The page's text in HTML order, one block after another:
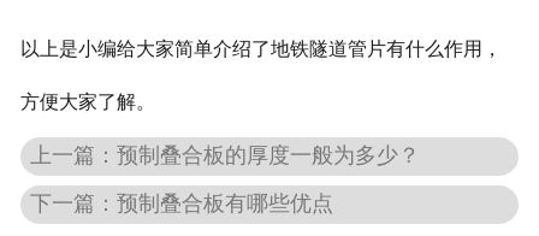
以上是小编给大家简单介绍了地铁隧道管片有什么作用，
方便大家了解。
上一篇：预制叠合板的厚度一般为多少？
下一篇：预制叠合板有哪些优点